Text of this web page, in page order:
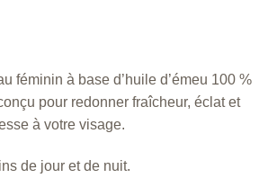
féminin à base d’huile d’émeu 100 %
pour redonner fraîcheur, éclat et
à votre visage.
de jour et de nuit.